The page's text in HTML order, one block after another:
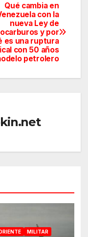
Qué cambia en
con la
nueva Ley de
y por
es una ruptura
con 50 años
petrolero
MILITAR